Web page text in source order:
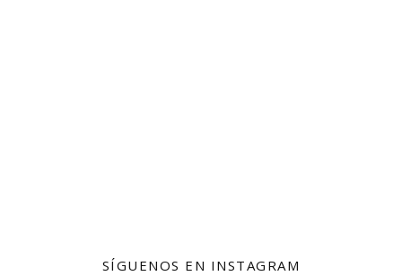
SÍGUENOS EN INSTAGRAM